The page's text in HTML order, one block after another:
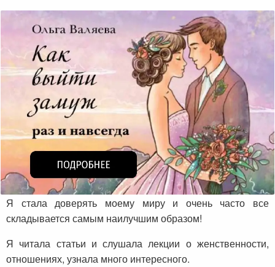
Я стала доверять моему миру и очень часто все
складывается самым наилучшим образом!
Я читала статьи и слушала лекции о женственности,
отношениях, узнала много интересного.